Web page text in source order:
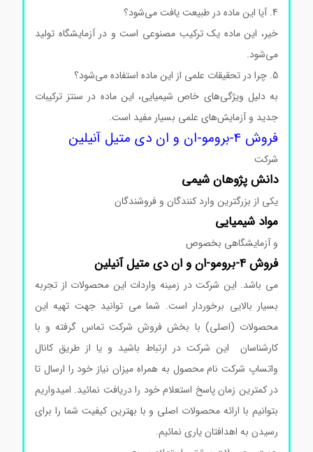
خیر، این ماده یک ترکیب مصنوعی است و در آزمایشگاه تولید
می‌شود.
به دلیل ویژگی‌های خاص شیمیایی، این ماده در سنتز ترکیبات
جدید و آزمایش‌های علمی بسیار مفید است.
فروش 4-برومو-ان و ان دی متیل آنیلین
شرکت
دانش پژوهان شیمی
یکی از بزرگترین وارد کنندگان و فروشندگان
موادشیمیایی
و آزمایشگاهی بخصوص
فروش 4-برومو-ان و ان دی متیل آنیلین
می باشد. این شرکت در زمینه واردات این محصولات از تجربه
بسیار بالایی برخوردار است. شما می توانید جهت تهیه این
محصولات (اصلی) با بخش فروش شرکت تماس گرفته و با
کارشناسان این شرکت در ارتباط باشید و یا از طریق کانال
واتساپ شرکت نام محصول به همراه میزان نیاز خود را ارسال تا
در کمترین زمان پاسخ استعلام خود را دریافت نمائید. امیدواریم
بتوانیم با ارائه محصولات اصلی و با بهترین کیفیت شما را برای
رسیدن به اهدافتان یاری نمائیم.